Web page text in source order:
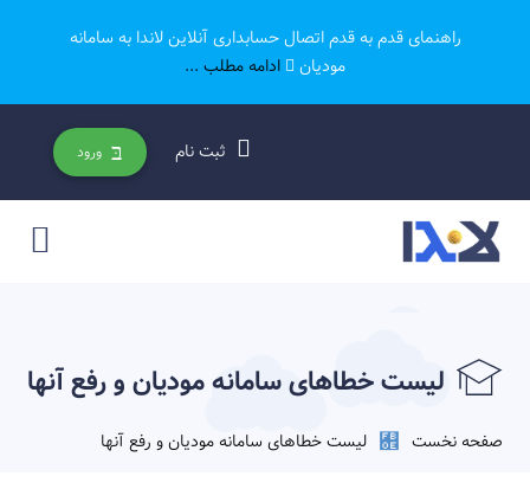
راهنمای قدم به قدم اتصال حسابداری آنلاین لاندا به سامانه
مودیان
ادامه مطلب ...
ثبت نام ورود
لیست خطاهای سامانه مودیان و رفع آنها
صفحه نخست لیست خطاهای سامانه مودیان و رفع آنها